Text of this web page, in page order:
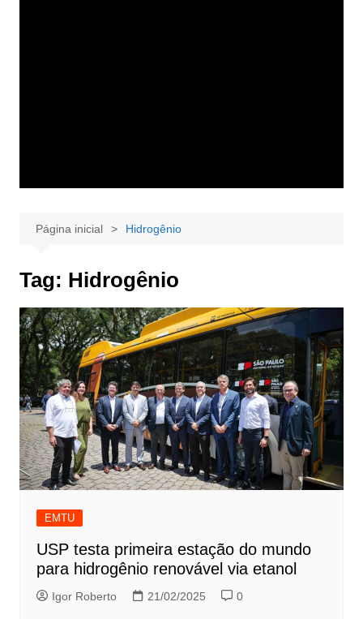
Página inicial Hidrogênio
Tag: Hidrogênio
EMTU
USP testa primeira estação do mundo
para hidrogênio renovável via etanol
Igor Roberto 21/02/2025 0